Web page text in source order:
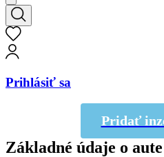
Prihlásiť sa
Pridať
Základné údaje o aute